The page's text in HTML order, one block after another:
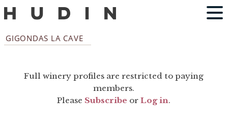
GIGONDAS LA CAVE
Full winery profiles are restricted to paying
members.
Please Subscribe orLog in.